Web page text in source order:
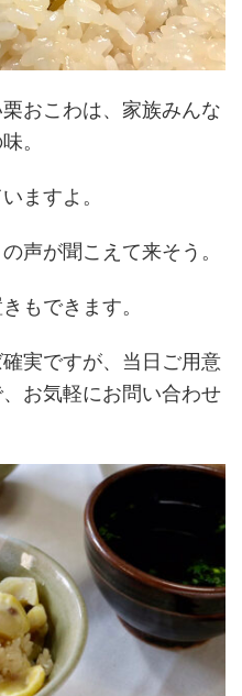
おこわは、家族みんな
。
ますよ。
声が聞こえて来そう。
もできます。
実ですが、当日ご用意
お気軽にお問い合わせ